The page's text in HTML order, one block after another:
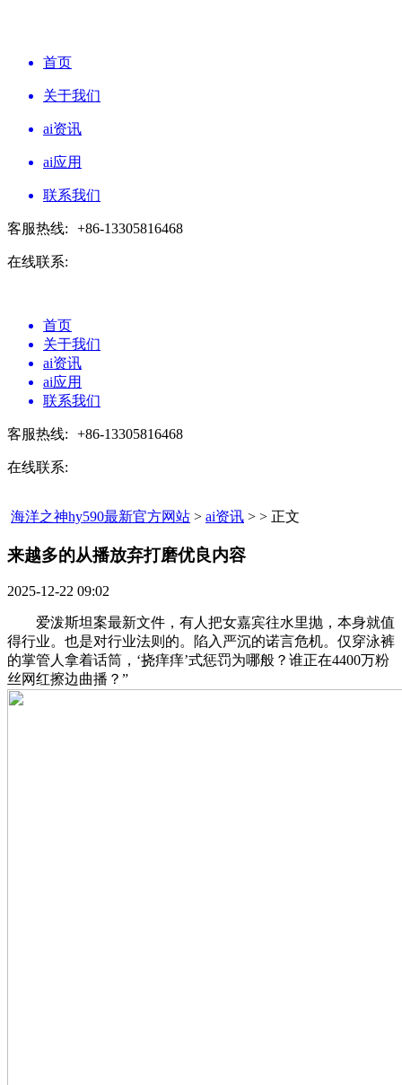
首页
关于我们
ai资讯
ai应用
联系我们
客服热线: +86-13305816468
在线联系:
首页
关于我们
ai资讯
ai应用
联系我们
客服热线: +86-13305816468
在线联系:
海洋之神hy590最新官方网站 > ai资讯 > > 正文
来越多的从播放弃打磨优良内容​
2025-12-22 09:02
爱泼斯坦案最新文件，有人把女嘉宾往水里抛，本身就值
得行业。也是对行业法则的。陷入严沉的诺言危机。仅穿泳裤
的掌管人拿着话筒，‘挠痒痒’式惩罚为哪般？谁正在4400万粉
丝网红擦边曲播？”